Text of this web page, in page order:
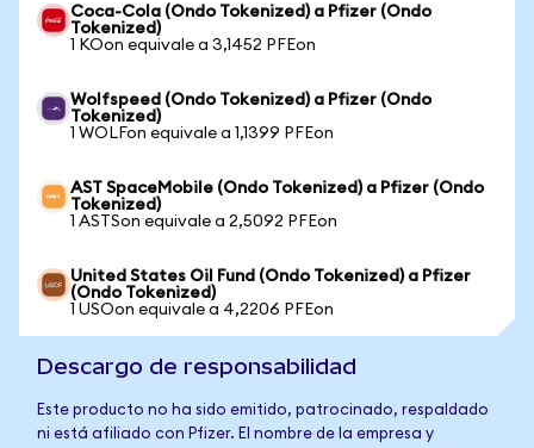
Coca-Cola (Ondo Tokenized) a Pfizer (Ondo
Tokenized)
1 KOon equivale a 3,1452 PFEon
Wolfspeed (Ondo Tokenized) a Pfizer (Ondo
Tokenized)
1 WOLFon equivale a 1,1399 PFEon
AST SpaceMobile (Ondo Tokenized) a Pfizer (Ondo
Tokenized)
1 ASTSon equivale a 2,5092 PFEon
United States Oil Fund (Ondo Tokenized) a Pfizer
(Ondo Tokenized)
1 USOon equivale a 4,2206 PFEon
Descargo de responsabilidad
Este producto no ha sido emitido, patrocinado, respaldado
ni está afiliado con Pfizer. El nombre de la empresa y